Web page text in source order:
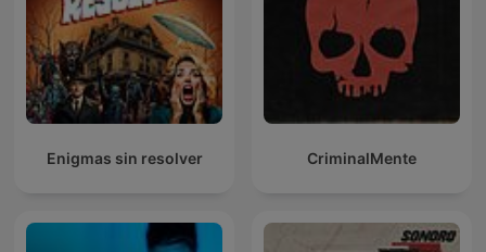
Enigmas sin resolver CriminalMente